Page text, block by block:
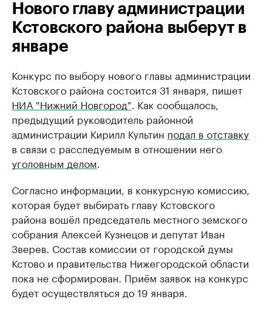
Нового главу администрации
Кстовского района выберут в
январе
Конкурс по выбору нового главы администрации
Кстовского района состоится 31 января, пишет
НИА "Нижний Новгород" . Как сообщалось,
предыдущий руководитель районной
администрации Кирилл Культин подал в отставку
в связи с расследуемым в отношении него
уголовным делом
Согласно информации, в конкурсную комиссию,
которая будет выбирать главу Кстовского
района вошёл председатель местного земского
собрания Алексей Кузнецов и депутат Иван
Зверев. Состав комиссии от городской думы
Кстово и правительства Нижегородской области
пока не сформирован. Приём заявок на конкурс
будет осуществляться до 19 января.